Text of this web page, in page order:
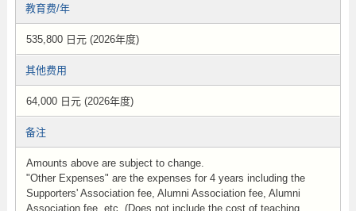
教育费/年
535,800 日元 (2026年度)
其他费用
64,000 日元 (2026年度)
备注
Amounts above are subject to change.
"Other Expenses" are the expenses for 4 years including the
Supporters' Association fee, Alumni Association fee, Alumni
Association fee, etc. (Does not include the cost of teaching